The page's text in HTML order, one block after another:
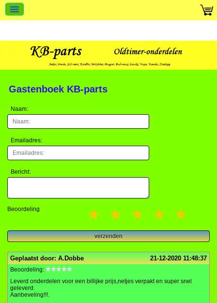
Gastenboek KB-parts
Naam:
Emailadres:
Bericht:
Beoordeling 4 stars
3 stars
2 stars
1 star
verzenden
Geplaatst door:A.Dobbe 21-12-2020 11:48:37
Beoordeling:
Leverd onderdelen voor een billijke prijs,netjes verpakt en super snel
geleverd.
Aanbeveling!!!.